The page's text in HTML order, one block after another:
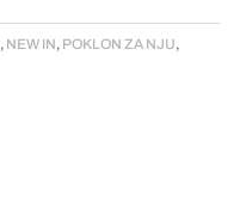
, NEW IN, POKLON ZA NJU,